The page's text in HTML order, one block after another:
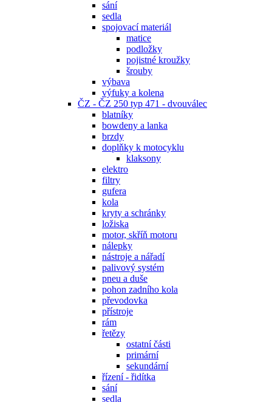
sání
sedla
spojovací materiál
matice
podložky
pojistné kroužky
šrouby
výbava
výfuky a kolena
ČZ - ČZ 250 typ 471 - dvouválec
blatníky
bowdeny a lanka
brzdy
doplňky k motocyklu
klaksony
elektro
filtry
gufera
kola
kryty a schránky
ložiska
motor, skříň motoru
nálepky
nástroje a nářadí
palivový systém
pneu a duše
pohon zadního kola
převodovka
přístroje
rám
řetězy
ostatní části
primární
sekundární
řízení - řidítka
sání
sedla